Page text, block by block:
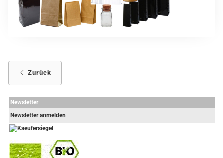
Zurück
Newsletter
Newsletter anmelden